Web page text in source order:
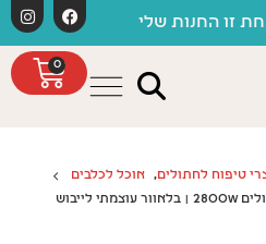
זו החנות שלי
0
טיפוח לחתולים,
אוכל לכלבים
מפוח אוויר חם מקצועי לכלבים וחתולים 2800W | בלאוור עוצמתי לייבוש